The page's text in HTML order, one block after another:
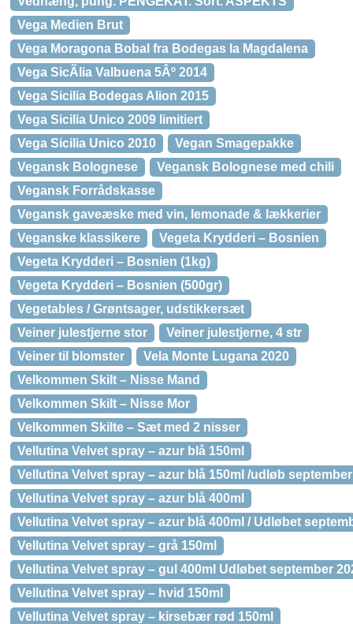
Vega Medien Brut
Vega Moragona Bobal fra Bodegas la Magdalena
Vega SicÃ­lia Valbuena 5Âº 2014
Vega Sicilia Bodegas Alion 2015
Vega Sicilia Unico 2009 limitiert
Vega Sicilia Unico 2010
Vegan Smagepakke
Vegansk Bolognese
Vegansk Bolognese med chili
Vegansk Forrådskasse
Vegansk gaveæske med vin, lemonade & lækkerier
Veganske klassikere
Vegeta Krydderi – Bosnien
Vegeta Krydderi – Bosnien (1kg)
Vegeta Krydderi – Bosnien (500gr)
Vegetables / Grøntsager, udstikkersæt
Veiner julestjerne stor
Veiner julestjerne, 4 str
Veiner til blomster
Vela Monte Lugana 2020
Velkommen Skilt – Nisse Mand
Velkommen Skilt – Nisse Mor
Velkommen Skilte – Sæt med 2 nisser
Vellutina Velvet spray – azur blå 150ml
Vellutina Velvet spray – azur blå 150ml /udløb
Vellutina Velvet spray – azur blå 400ml
Vellutina Velvet spray – azur blå 400ml / Udløbet
Vellutina Velvet spray – grå 150ml
Vellutina Velvet spray – gul 400ml Udløbet september
Vellutina Velvet spray – hvid 150ml
Vellutina Velvet spray – kirsebær rød 150ml